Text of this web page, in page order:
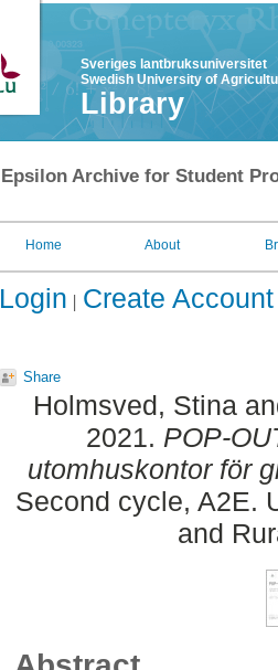
Sveriges lantbruksuniversitet
Swedish University of
Library
Epsilon Archive for Student
Home About
Login Create Account
Share
Holmsved, Stina
2021. POP-
utomhuskontor för
Second cycle, A2E.
and